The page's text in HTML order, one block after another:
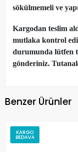
sökülmemeli ve
Kargodan teslim
mutlaka kontrol
durumunda lütfen
gönderiniz.
Benzer Ürünler
KARGO
BEDAVA